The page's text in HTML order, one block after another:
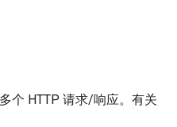
个 HTTP 请求/响应。有关